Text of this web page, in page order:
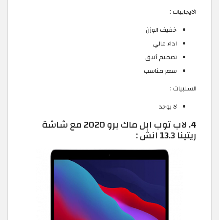
الايجابيات :
خفيف الوزن
اداء عالي
تصميم أنيق
سعر مناسب
السلبيات :
لا يوجد
4. لاب توب ابل ماك برو 2020 مع شاشة
ريتينا 13.3 انش :